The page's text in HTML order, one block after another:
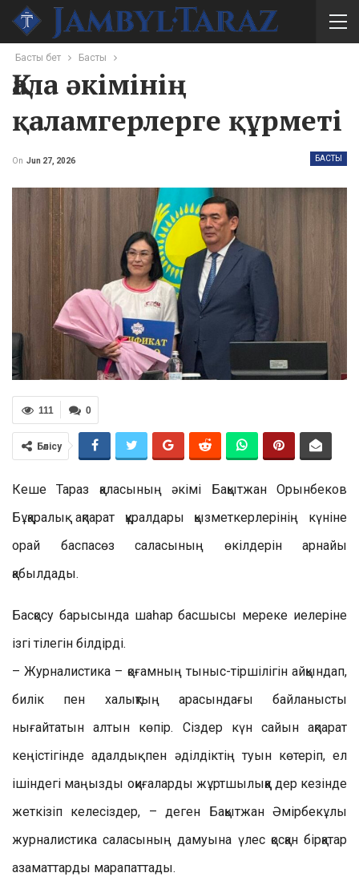
Басты бет Басты
Қала әкімінің
қаламгерлерге құрметі
БАСТЫ
On Jun 27, 2026
0
111
Бөлісу
Кеше Тараз қаласының әкімі Бақытжан Орынбеков
Бұқаралық ақпарат құралдары қызметкерлерінің күніне
орай баспасөз саласының өкілдерін арнайы
қабылдады.
Басқосу барысында шаһар басшысы мереке иелеріне
ізгі тілегін білдірді.
– Журналистика – қоғамның тыныс-тіршілігін айқындап,
билік пен халықтың арасындағы байланысты
нығайтатын алтын көпір. Сіздер күн сайын ақпарат
кеңістігінде адалдық пен әділдіктің туын көтеріп, ел
ішіндегі маңызды оқиғаларды жұртшылыққа дер кезінде
жеткізіп келесіздер, – деген Бақытжан Әмірбекұлы
журналистика саласының дамуына үлес қосқан бірқатар
азаматтарды марапаттады.